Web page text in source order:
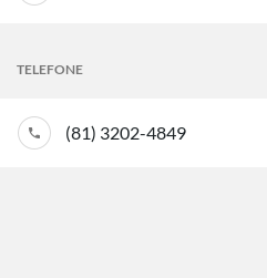
TELEFONE
(81) 3202-4849